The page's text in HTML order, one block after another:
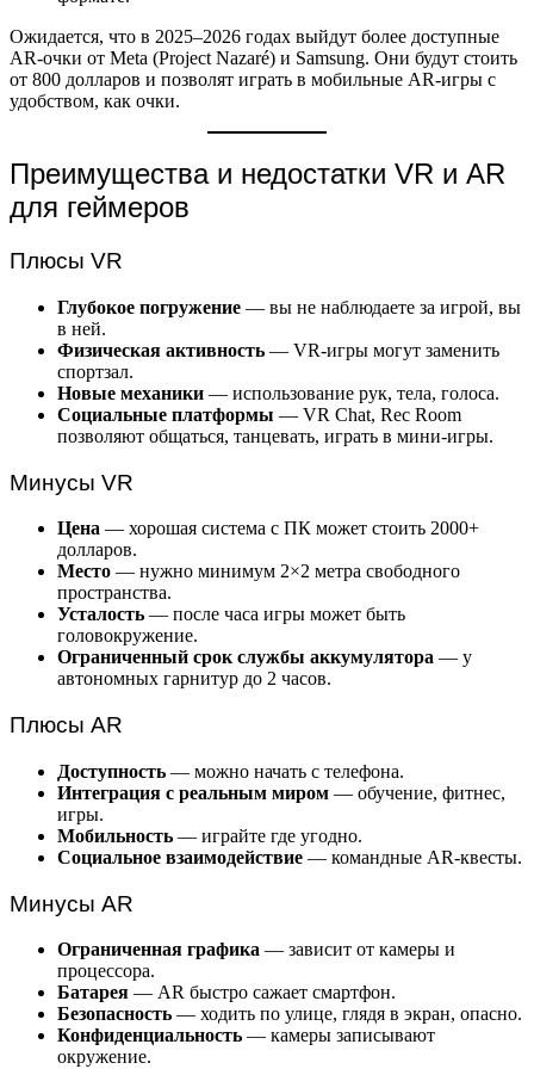
Ожидается, что в 2025–2026 годах выйдут более доступные
AR-очки от Meta (Project Nazaré) и Samsung. Они будут стоить
от 800 долларов и позволят играть в мобильные AR-игры с
удобством, как очки.
Преимущества и недостатки VR и AR
для геймеров
Плюсы VR
Глубокое погружение — вы не наблюдаете за игрой, вы
в ней.
Физическая активность — VR-игры могут заменить
спортзал.
Новые механики — использование рук, тела, голоса.
Социальные платформы — VR Chat, Rec Room
позволяют общаться, танцевать, играть в мини-игры.
Минусы VR
Цена — хорошая система с ПК может стоить 2000+
долларов.
Место — нужно минимум 2×2 метра свободного
пространства.
Усталость — после часа игры может быть
головокружение.
Ограниченный срок службы аккумулятора — у
автономных гарнитур до 2 часов.
Плюсы AR
Доступность — можно начать с телефона.
Интеграция с реальным миром — обучение, фитнес,
игры.
Мобильность — играйте где угодно.
Социальное взаимодействие — командные AR-квесты.
Минусы AR
Ограниченная графика — зависит от камеры и
процессора.
Батарея — AR быстро сажает смартфон.
Безопасность — ходить по улице, глядя в экран, опасно.
Конфиденциальность — камеры записывают
окружение.